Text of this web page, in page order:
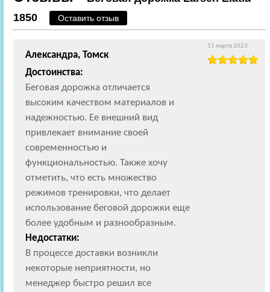
1850
Оставить отзыв
Александра, Томск
Достоинства:
Беговая дорожка отличается
высоким качеством материалов и
надежностью. Ее внешний вид
привлекает внимание своей
современностью и
функциональностью. Также хочу
отметить, что есть множество
режимов тренировки, что делает
использование беговой дорожки еще
более удобным и разнообразным.
Недостатки:
В процессе доставки возникли
некоторые неприятности, но
менеджер быстро решил все
11 марта 2023